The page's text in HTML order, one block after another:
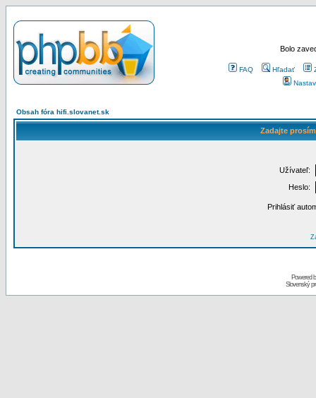
Bolo
FAQ Hľadať
Obsah fóra hifi.slovanet.sk
Zadajte
Užívateľ:
Heslo:
Prihlásiť
Powered
Slovenský